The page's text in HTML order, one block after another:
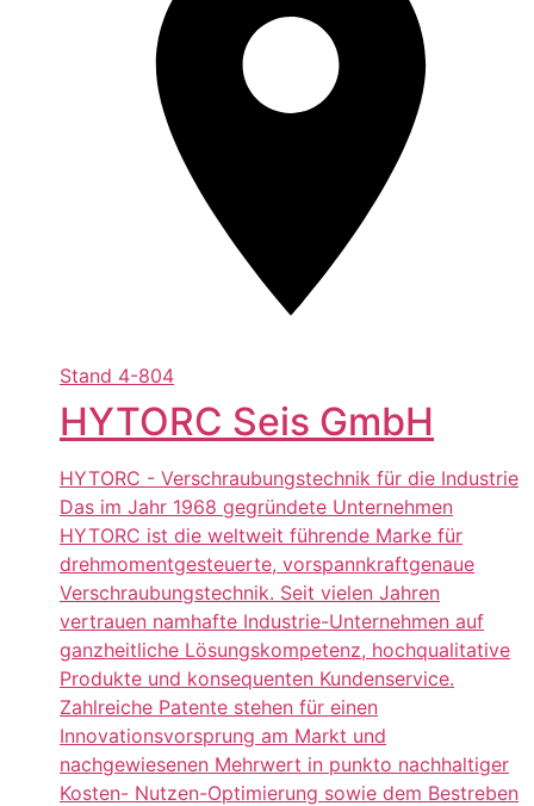
Stand 4-804
HYTORC Seis GmbH
HYTORC - Verschraubungs­technik für die Industrie
Das im Jahr 1968 gegründete Unternehmen
HYTORC ist die weltweit führende Marke für
drehmomentgesteuerte, vorspannkraftgenaue
Verschraubungstechnik. Seit vielen Jahren
vertrauen namhafte Industrie-Unternehmen auf
ganzheitliche Lösungskompetenz, hochqualitative
Produkte und konsequenten Kundenservice.
Zahlreiche Patente stehen für einen
Innovationsvorsprung am Markt und
nachgewiesenen Mehrwert in punkto nachhaltiger
Kosten- Nutzen-Optimierung sowie dem Bestreben